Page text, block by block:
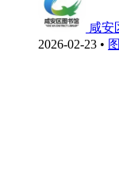
咸安
2026-02-23 •